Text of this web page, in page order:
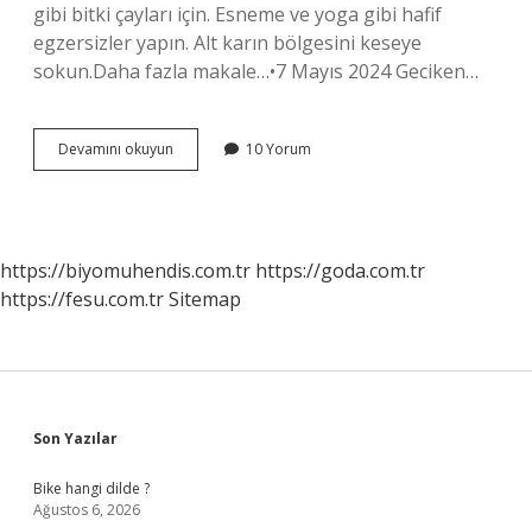
gibi bitki çayları için. Esneme ve yoga gibi hafif
egzersizler yapın. Alt karın bölgesini keseye
sokun.Daha fazla makale…•7 Mayıs 2024 Geciken…
Devamını okuyun
Aydır
Ne
Yapmalıyım
10 Yorum
https://biyomuhendis.com.tr https://goda.com.tr
https://fesu.com.trSitemap
Sidebar
Son Yazılar
Bike hangi dilde ?
Ağustos 6, 2026